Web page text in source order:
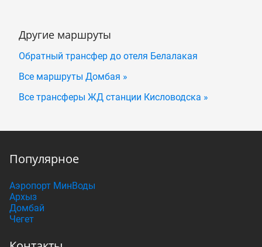
Другие маршруты
Обратный трансфер до отеля Белалакая
Все маршруты Домбая »
Все трансферы ЖД станции Кисловодска »
Популярное
Аэропорт МинВоды
Архыз
Домбай
Чегет